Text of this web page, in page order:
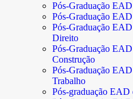
Pós-Graduação
Pós-Graduação
Pós-Graduação
Direito
Pós-Graduação
Construção
Pós-Graduação
Trabalho
Pós-graduação EAD